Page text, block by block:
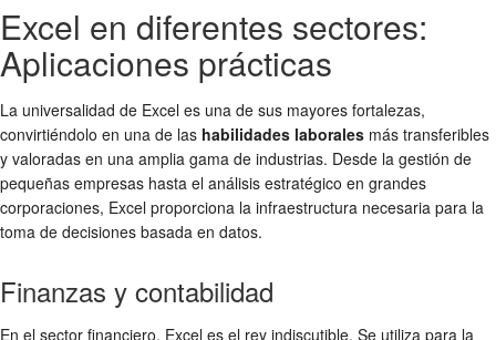
Excel en diferentes sectores:
Aplicaciones prácticas
La universalidad de Excel es una de sus mayores fortalezas,
convirtiéndolo en una de las habilidades laborales más transferibles
y valoradas en una amplia gama de industrias. Desde la gestión de
pequeñas empresas hasta el análisis estratégico en grandes
corporaciones, Excel proporciona la infraestructura necesaria para la
toma de decisiones basada en datos.
Finanzas y contabilidad
En el sector financiero, Excel es el rey indiscutible. Se utiliza para la